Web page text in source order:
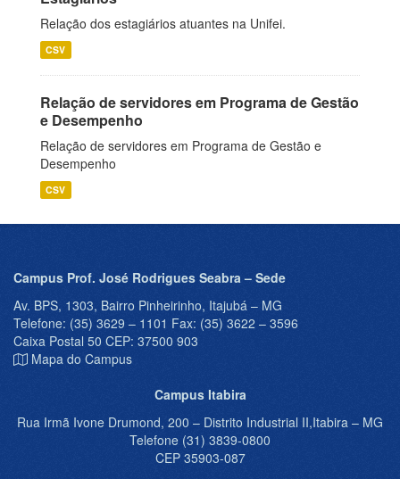
Relação dos estagiários atuantes na Unifei.
CSV
Relação de servidores em Programa de Gestão
e Desempenho
Relação de servidores em Programa de Gestão e
Desempenho
CSV
Campus Prof. José Rodrigues Seabra – Sede
Av. BPS, 1303, Bairro Pinheirinho, Itajubá – MG
Telefone: (35) 3629 – 1101 Fax: (35) 3622 – 3596
Caixa Postal 50 CEP: 37500 903
Mapa do Campus
Campus Itabira
Rua Irmã Ivone Drumond, 200 – Distrito Industrial II,Itabira – MG
Telefone (31) 3839-0800
CEP 35903-087